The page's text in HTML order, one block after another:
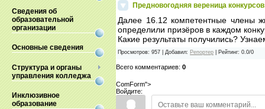
Сведения об
образовательной
организации
Основные сведения
Структура и органы
управления колледжа
Инклюзивное
образование
Предновогодняя вереница конкурсов
Далее 16.12 компетентные члены
определили призёров в каждом
Какие результаты получились?
Просмотров: 957 Добавил: Репортер Рейтинг: 0.0/0
Всего комментариев: 0
ComForm">
Войдите: